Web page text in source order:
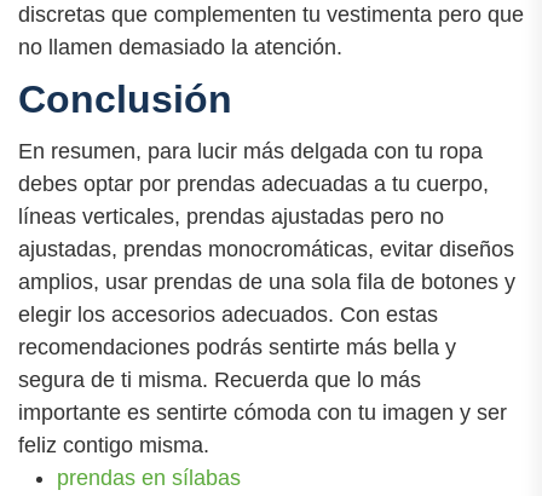
discretas que complementen tu vestimenta pero que
no llamen demasiado la atención.
Conclusión
En resumen, para lucir más delgada con tu ropa
debes optar por prendas adecuadas a tu cuerpo,
líneas verticales, prendas ajustadas pero no
ajustadas, prendas monocromáticas, evitar diseños
amplios, usar prendas de una sola fila de botones y
elegir los accesorios adecuados. Con estas
recomendaciones podrás sentirte más bella y
segura de ti misma. Recuerda que lo más
importante es sentirte cómoda con tu imagen y ser
feliz contigo misma.
prendas en sílabas